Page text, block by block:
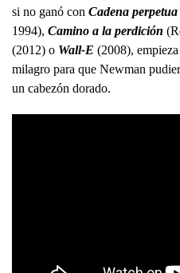
si no ganó con Cadena perpetua
1994), Camino a la perdición
(2012) o Wall-E (2008),
milagro para que Newman
un cabezón dorado.